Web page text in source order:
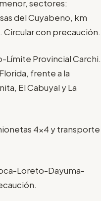
sectores:
del Cuyabeno, km
Circular con precaución.
Límite Provincial Carchi.
frente a la
El Cabuyal y La
4x4 y transporte
Loreto-Dayuma-